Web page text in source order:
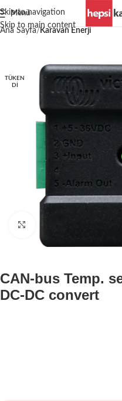
Skip to navigation
Skip to main content
Menü
Ana Sayfa Karavan Enerji
TÜKEN
DI
CAN-bus Temp.
DC-DC convert